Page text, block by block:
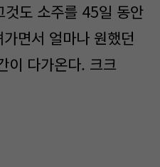
도 소주를 45일 동안
면서 얼마나 원했던
이 다가온다. 크크